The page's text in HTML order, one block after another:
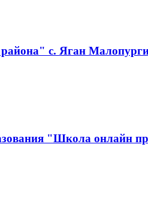
с. Яган
"Школа онлайн